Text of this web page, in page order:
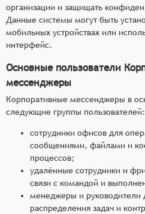
организации и защищать
Данные системы могут быть
мобильных устройствах или
интерфейс.
Основные пользователи
мессенджеры
Корпоративные мессенджеры в
следующие группы пользователей:
сотрудники офисов для
сообщениями, файлами и
процессов;
удалённые сотрудники и
связи с командой и
менеджеры и руководители
распределения задач и